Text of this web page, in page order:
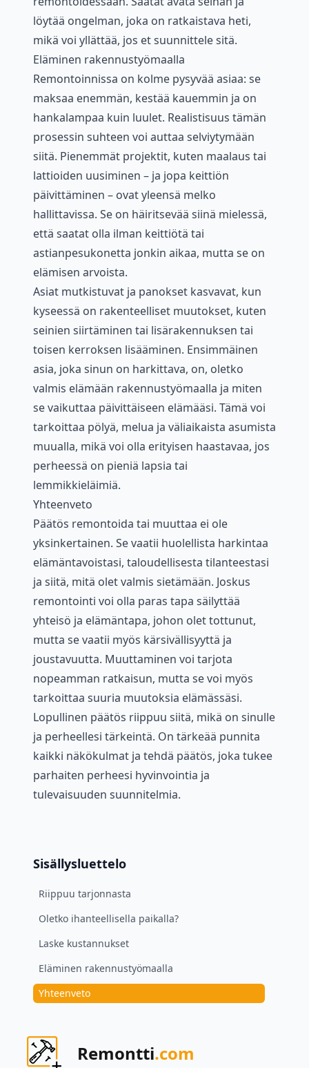
löytää ongelman, joka on ratkaistava heti,
mikä voi yllättää, jos et suunnittele sitä.
Eläminen rakennustyömaalla
Remontoinnissa on kolme pysyvää asiaa: se
maksaa enemmän, kestää kauemmin ja on
hankalampaa kuin luulet. Realistisuus tämän
prosessin suhteen voi auttaa selviytymään
siitä. Pienemmät projektit, kuten maalaus tai
lattioiden uusiminen – ja jopa keittiön
päivittäminen – ovat yleensä melko
hallittavissa. Se on häiritsevää siinä mielessä,
että saatat olla ilman keittiötä tai
astianpesukonetta jonkin aikaa, mutta se on
elämisen arvoista.
Asiat mutkistuvat ja panokset kasvavat, kun
kyseessä on rakenteelliset muutokset, kuten
seinien siirtäminen tai lisärakennuksen tai
toisen kerroksen lisääminen. Ensimmäinen
asia, joka sinun on harkittava, on, oletko
valmis elämään rakennustyömaalla ja miten
se vaikuttaa päivittäiseen elämääsi. Tämä voi
tarkoittaa pölyä, melua ja väliaikaista asumista
muualla, mikä voi olla erityisen haastavaa, jos
perheessä on pieniä lapsia tai
lemmikkieläimiä.
Yhteenveto
Päätös remontoida tai muuttaa ei ole
yksinkertainen. Se vaatii huolellista harkintaa
elämäntavoistasi, taloudellisesta tilanteestasi
ja siitä, mitä olet valmis sietämään. Joskus
remontointi voi olla paras tapa säilyttää
yhteisö ja elämäntapa, johon olet tottunut,
mutta se vaatii myös kärsivällisyyttä ja
joustavuutta. Muuttaminen voi tarjota
nopeamman ratkaisun, mutta se voi myös
tarkoittaa suuria muutoksia elämässäsi.
Lopullinen päätös riippuu siitä, mikä on sinulle
ja perheellesi tärkeintä. On tärkeää punnita
kaikki näkökulmat ja tehdä päätös, joka tukee
parhaiten perheesi hyvinvointia ja
tulevaisuuden suunnitelmia.
Sisällysluettelo
Riippuu tarjonnasta
Oletko ihanteellisella paikalla?
Laske kustannukset
Eläminen rakennustyömaalla
Yhteenveto
Remontti.com